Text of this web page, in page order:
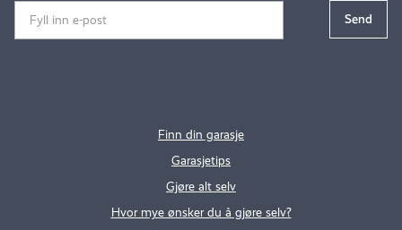
Finn din garasje
Garasjetips
Gjøre alt selv
Hvor mye ønsker du å gjøre selv?